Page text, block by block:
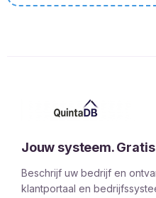
Jouw systeem.
Beschrijf uw bedrijf en
klantportaal en